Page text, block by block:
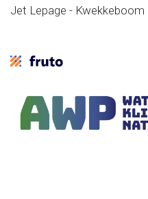
Jet Lepage - Kwekkeboom